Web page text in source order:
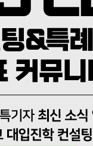
제출서류